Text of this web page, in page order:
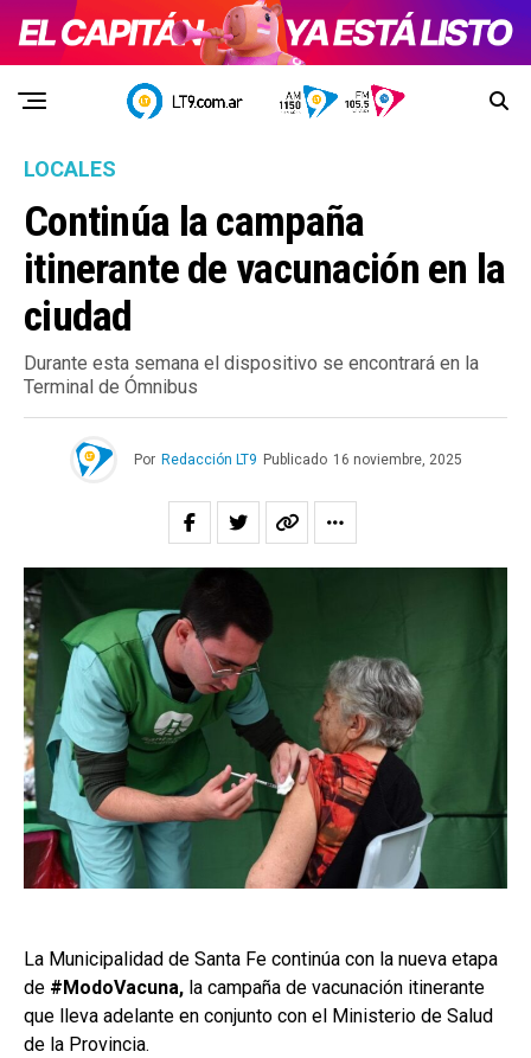
LOCALES
Continúa la campaña
itinerante de vacunación en la
ciudad
Durante esta semana el dispositivo se encontrará en la
Terminal de Ómnibus
Por Redacción LT9 Publicado 16 noviembre, 2025
La Municipalidad de Santa Fe continúa con la nueva etapa
de #ModoVacuna, la campaña de vacunación itinerante
que lleva adelante en conjunto con el Ministerio de Salud
de la Provincia.